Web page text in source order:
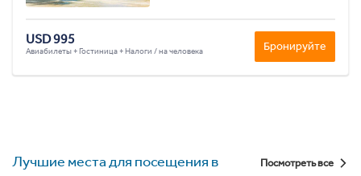
USD 995
Авиабилеты + Гостиница + Налоги / на человека Бронируйте
Лучшие места для посещения в
Посмотреть все